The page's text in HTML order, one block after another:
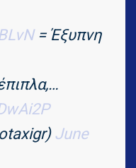
= Έξυπνη
June